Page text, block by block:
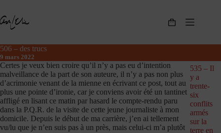
contenu
Panier
506 – des trucs
9 mars 2022
Certes je veux bien croire qu’il n’y a pas eu d’intention
malveillance de la part de son auteure, il n’y a pas non plus
d’acrimonie venant de la mienne en écrivant ce post, tout au
plus une pointe d’ironie, car je conviens avoir été un tantinet
affligé en lisant ce matin par hasard le compte-rendu paru
dans la P.Q.R. de la visite de cette jeune journaliste à mon
domicile. Depuis le début de ma carrière, j’en ai tellement
vu/lu que je n’en suis pas à un près, mais celui-ci m’a plutôt
535 – Il
y a
trente-
six
conflits
armés
sur la
terre en